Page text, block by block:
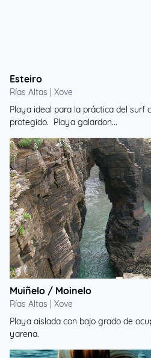
Esteiro
Rías Altas | Xove
Playa ideal para la práctica del surf
protegido. Playa galardon...
Muiñelo / Moinelo
Rías Altas | Xove
Playa aislada con bajo grado de
yarena.